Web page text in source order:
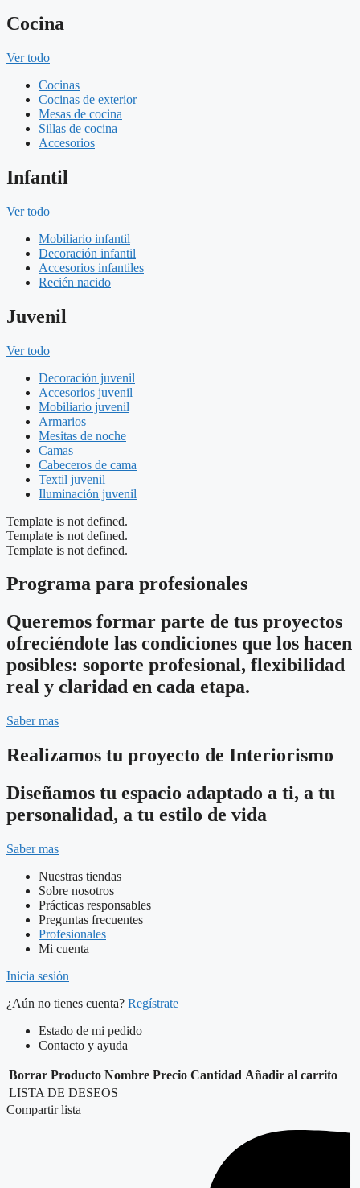
Cocina
Ver todo
Cocinas
Cocinas de exterior
Mesas de cocina
Sillas de cocina
Accesorios
Infantil
Ver todo
Mobiliario infantil
Decoración infantil
Accesorios infantiles
Recién nacido
Juvenil
Ver todo
Decoración juvenil
Accesorios juvenil
Mobiliario juvenil
Armarios
Mesitas de noche
Camas
Cabeceros de cama
Textil juvenil
Iluminación juvenil
Template is not defined.
Template is not defined.
Template is not defined.
Programa para profesionales
Queremos formar parte de tus proyectos
ofreciéndote las condiciones que los hacen
posibles: soporte profesional, flexibilidad
real y claridad en cada etapa.
Saber mas
Realizamos tu proyecto de Interiorismo
Diseñamos tu espacio adaptado a ti, a tu
personalidad, a tu estilo de vida
Saber mas
Nuestras tiendas
Sobre nosotros
Prácticas responsables
Preguntas frecuentes
Profesionales
Mi cuenta
Inicia sesión
¿Aún no tienes cuenta? Regístrate
Estado de mi pedido
Contacto y ayuda
Borrar Producto Nombre Precio Cantidad Añadir al carrito
LISTA DE DESEOS
Compartir lista